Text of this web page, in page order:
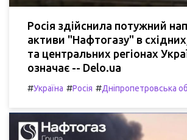
Росія здійснила потужний
активи "Нафтогазу" в
та центральних регіонах
означає -- Delo.ua
#Україна #Росія #Дніпропетровська